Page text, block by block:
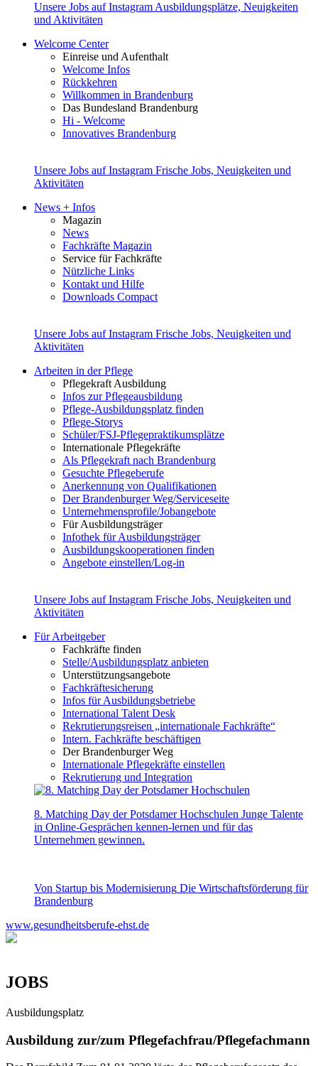
Unsere Jobs auf Instagram Ausbildungsplätze, Neuigkeiten
und Aktivitäten
Welcome Center
Einreise und Aufenthalt
Welcome Infos
Rückkehren
Willkommen in Brandenburg
Das Bundesland Brandenburg
Hi - Welcome
Innovatives Brandenburg
Unsere Jobs auf Instagram Frische Jobs, Neuigkeiten und
Aktivitäten
News + Infos
Magazin
News
Fachkräfte Magazin
Service für Fachkräfte
Nützliche Links
Kontakt und Hilfe
Downloads Compact
Unsere Jobs auf Instagram Frische Jobs, Neuigkeiten und
Aktivitäten
Arbeiten in der Pflege
Pflegekraft Ausbildung
Infos zur Pflegeausbildung
Pflege-Ausbildungsplatz finden
Pflege-Storys
Schüler/FSJ-Pflegepraktikumsplätze
Internationale Pflegekräfte
Als Pflegekraft nach Brandenburg
Gesuchte Pflegeberufe
Anerkennung von Qualifikationen
Der Brandenburger Weg/Serviceseite
Unternehmensprofile/Jobangebote
Für Ausbildungsträger
Infothek für Ausbildungsträger
Ausbildungskooperationen finden
Angebote einstellen/Log-in
Unsere Jobs auf Instagram Frische Jobs, Neuigkeiten und
Aktivitäten
Für Arbeitgeber
Fachkräfte finden
Stelle/Ausbildungsplatz anbieten
Unterstützungsangebote
Fachkräftesicherung
Infos für Ausbildungsbetriebe
International Talent Desk
Rekrutierungsreisen „internationale Fachkräfte“
Intern. Fachkräfte beschäftigen
Der Brandenburger Weg
Internationale Pflegekräfte einstellen
Rekrutierung und Integration
8. Matching Day der Potsdamer Hochschulen Junge Talente
in Online-Gesprächen kennen-lernen und für das
Unternehmen gewinnen.
Von Startup bis Modernisierung Die Wirtschaftsförderung für
Brandenburg
www.gesundheitsberufe-ehst.de
JOBS
Ausbildungsplatz
Ausbildung zur/zum Pflegefachfrau/Pflegefachmann